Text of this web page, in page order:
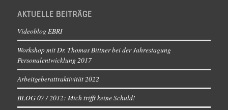
AKTUELLE BEITRÄGE
Videoblog EBRI
Workshop mit Dr. Thomas Bittner bei der Jahrestagung
Personalentwicklung 2017
Arbeitgeberattraktivität 2022
BLOG 07 / 2012: Mich trifft keine Schuld!